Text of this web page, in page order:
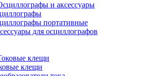
и аксессуары
портативные
для осциллографов
клещи
клещи